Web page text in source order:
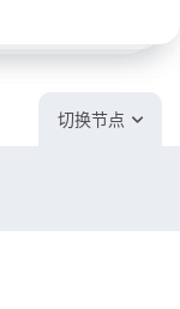
切换节点